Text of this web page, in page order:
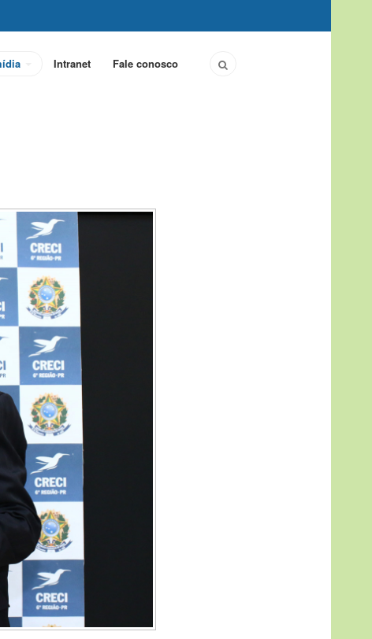
Intranet Fale conosco